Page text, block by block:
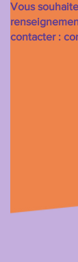
Vous
contacter :